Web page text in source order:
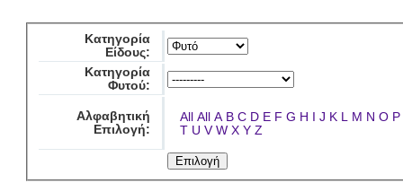
Κατηγορία
Είδους:
Κατηγορία
Φυτού:
Αλφαβητική
Επιλογή:
All All A B C D E F G H I J K L M N O P
T U V W X Y Z